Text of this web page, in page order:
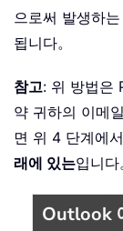
으로써 발생하
됩니다。
참고: 위 방법은
약 귀하의 이메
면 위 4 단계에
래에 있는입니다
Outlook